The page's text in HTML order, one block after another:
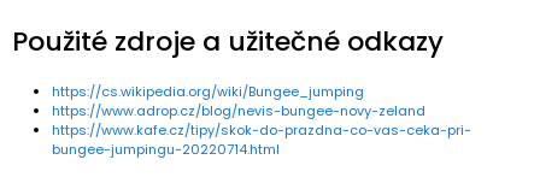
Použité zdroje a užitečné odkazy
https://cs.wikipedia.org/wiki/Bungee_jumping
https://www.adrop.cz/blog/nevis-bungee-novy-zeland
https://www.kafe.cz/tipy/skok-do-prazdna-co-vas-ceka-pri-
bungee-jumpingu-20220714.html